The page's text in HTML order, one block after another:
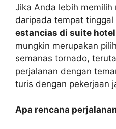
Jika Anda lebih memilih
daripada tempat tinggal
estancias di suite
mungkin merupakan
semanas tornado,
perjalanan dengan
turis dengan pekerjaan
Apa rencana